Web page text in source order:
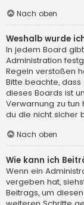
Nach oben
Weshalb wurde
In jedem Board
Administration
Regeln verstoßen
Bitte beachte,
dieses Boards ist
Verwarnung zu tun
du die nicht sicher
Nach oben
Wie kann ich
Wenn ein
vergeben hat,
Beitrags, um